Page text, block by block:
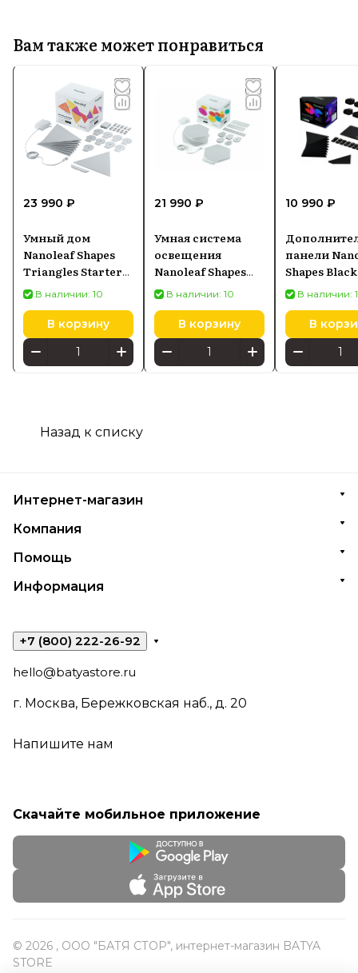
Вам также может понравиться
23 990 ₽
Умный дом
Nanoleaf Shapes
Triangles Starter
Kits (NL47-
0002TW-9PK)
В наличии: 10
В корзину
21 990 ₽
Умная система
освещения
Nanoleaf Shapes
Hexagon (9
панелей) (NL42-
0002HX-9PK)
В наличии: 10
В корзину
10 990 ₽
панели
Shapes
Triangles (10
световых
панелей)
В наличии:
В
Назад к списку
Интернет-магазин
Компания
Помощь
Информация
+7 (800) 222-26-92
hello@batyastore.ru
г. Москва, Бережковская наб., д. 20
Напишите нам
Скачайте мобильное приложение
© 2026 , ООО "БАТЯ СТОР", интернет-магазин BATYA
STORE